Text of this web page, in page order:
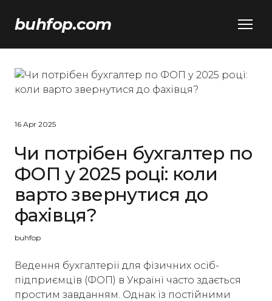
buhfop.com
16 Apr 2025
Чи потрібен бухгалтер по
ФОП у 2025 році: коли
варто звернутися до
фахівця?
buhfop
Ведення бухгалтерії для фізичних осіб-
підприємців (ФОП) в Україні часто здається
простим завданням. Однак із постійними